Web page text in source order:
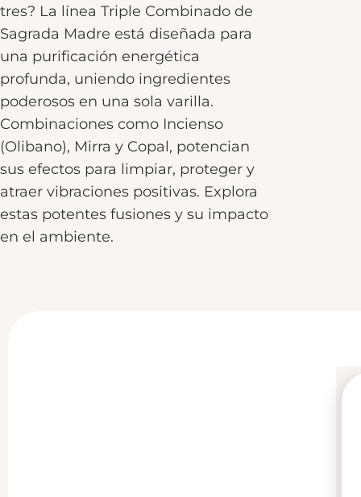
tres? La línea Triple Combinado de
Sagrada Madre está diseñada para
una purificación energética
profunda, uniendo ingredientes
poderosos en una sola varilla.
Combinaciones como Incienso
(Olibano), Mirra y Copal, potencian
sus efectos para limpiar, proteger y
atraer vibraciones positivas. Explora
estas potentes fusiones y su impacto
en el ambiente.